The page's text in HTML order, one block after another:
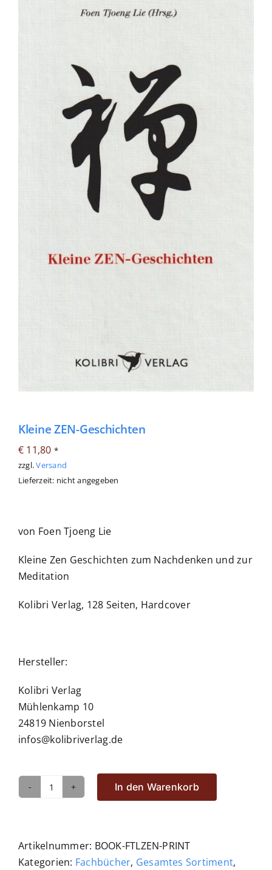
Kleine ZEN-Geschichten
€ 11,80 *
zzgl.Versand
Lieferzeit: nicht angegeben
von Foen Tjoeng Lie
Kleine Zen Geschichten zum Nachdenken und zur
Meditation
Kolibri Verlag, 128 Seiten, Hardcover
Hersteller:
Kolibri Verlag
Mühlenkamp 10
24819 Nienborstel
infos@kolibriverlag.de
Kleine
Menge
In den Warenkorb
Artikelnummer: BOOK-FTLZEN-PRINT
Kategorien: Fachbücher, Gesamtes Sortiment,